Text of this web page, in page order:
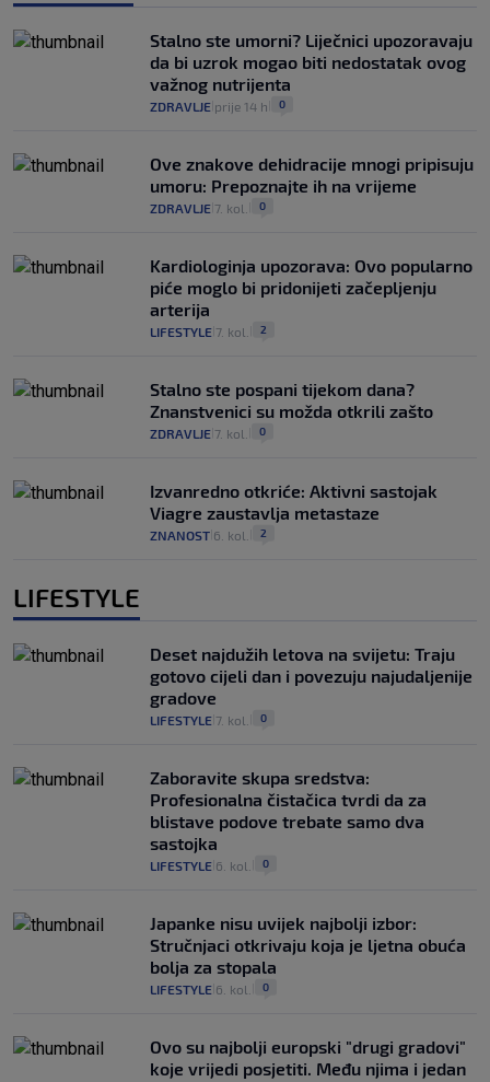
Stalno ste umorni? Liječnici upozoravaju
da bi uzrok mogao biti nedostatak ovog
važnog nutrijenta
ZDRAVLJE prije 14 h 0
Ove znakove dehidracije mnogi pripisuju
umoru: Prepoznajte ih na vrijeme
ZDRAVLJE 7. kol. 0
Kardiologinja upozorava: Ovo popularno
piće moglo bi pridonijeti začepljenju
arterija
LIFESTYLE 7. kol. 2
Stalno ste pospani tijekom dana?
Znanstvenici su možda otkrili zašto
ZDRAVLJE 7. kol. 0
Izvanredno otkriće: Aktivni sastojak
Viagre zaustavlja metastaze
ZNANOST 6. kol. 2
LIFESTYLE
Deset najdužih letova na svijetu: Traju
gotovo cijeli dan i povezuju najudaljenije
gradove
LIFESTYLE 7. kol. 0
Zaboravite skupa sredstva:
Profesionalna čistačica tvrdi da za
blistave podove trebate samo dva
sastojka
LIFESTYLE 6. kol. 0
Japanke nisu uvijek najbolji izbor:
Stručnjaci otkrivaju koja je ljetna obuća
bolja za stopala
LIFESTYLE 6. kol. 0
Ovo su najbolji europski "drugi gradovi"
koje vrijedi posjetiti. Među njima i jedan